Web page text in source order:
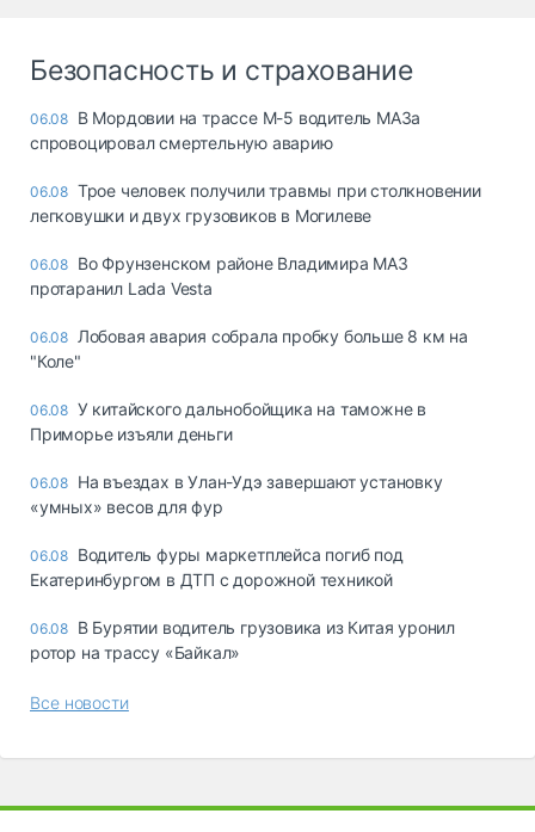
Безопасность и страхование
06.08 В Мордовии на трассе М-5 водитель МАЗа
спровоцировал смертельную аварию
06.08 Трое человек получили травмы при столкновении
легковушки и двух грузовиков в Могилеве
06.08 Во Фрунзенском районе Владимира МАЗ
протаранил Lada Vesta
06.08 Лобовая авария собрала пробку больше 8 км на
"Коле"
06.08 У китайского дальнобойщика на таможне в
Приморье изъяли деньги
06.08 Ha въeздax в Улaн-Удэ зaвepшaют ycтaнoвкy
«yмныx» вecoв для фyp
06.08 Водитель фуры маркетплейса погиб под
Екатеринбургом в ДТП с дорожной техникой
06.08 В Бурятии водитель грузовика из Китая уронил
ротор на трассу «Байкал»
Все новости